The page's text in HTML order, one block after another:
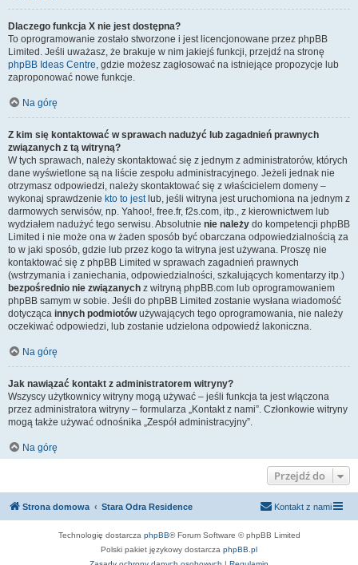
Dlaczego funkcja X nie jest dostępna?
To oprogramowanie zostało stworzone i jest licencjonowane przez phpBB
Limited. Jeśli uważasz, że brakuje w nim jakiejś funkcji, przejdź na stronę
phpBB Ideas Centre, gdzie możesz zagłosować na istniejące propozycje lub
zaproponować nowe funkcje.
Na górę
Z kim się kontaktować w sprawach nadużyć lub zagadnień prawnych
związanych z tą witryną?
W tych sprawach, należy skontaktować się z jednym z administratorów, których
dane wyświetlone są na liście zespołu administracyjnego. Jeżeli jednak nie
otrzymasz odpowiedzi, należy skontaktować się z właścicielem domeny –
wykonaj sprawdzenie kto to jestlub, jeśli witryna jest uruchomiona na jednym z
darmowych serwisów, np. Yahoo!, free.fr, f2s.com, itp., z kierownictwem lub
wydziałem nadużyć tego serwisu. Absolutnie nie należy do kompetencji phpBB
Limited i nie może ona w żaden sposób być obarczana odpowiedzialnością za
to w jaki sposób, gdzie lub przez kogo ta witryna jest używana. Proszę nie
kontaktować się z phpBB Limited w sprawach zagadnień prawnych
(wstrzymania i zaniechania, odpowiedzialności, szkalujących komentarzy itp.)
bezpośrednio nie związanych z witryną phpBB.com lub oprogramowaniem
phpBB samym w sobie. Jeśli do phpBB Limited zostanie wysłana wiadomość
dotycząca innych podmiotówużywających tego oprogramowania, nie należy
oczekiwać odpowiedzi, lub zostanie udzielona odpowiedź lakoniczna.
Na górę
Jak nawiązać kontakt z administratorem witryny?
Wszyscy użytkownicy witryny mogą używać – jeśli funkcja ta jest włączona
przez administratora witryny – formularza „Kontakt z nami”. Członkowie witryny
mogą także używać odnośnika „Zespół administracyjny”.
Na górę
Przejdź do
Strona domowa Stara Odra Residence Kontakt z nami
Technologię dostarcza phpBB® Forum Software © phpBB Limited
Polski pakiet językowy dostarcza phpBB.pl